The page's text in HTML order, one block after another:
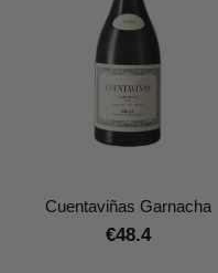
Cuentaviñas Garnacha
€48.4